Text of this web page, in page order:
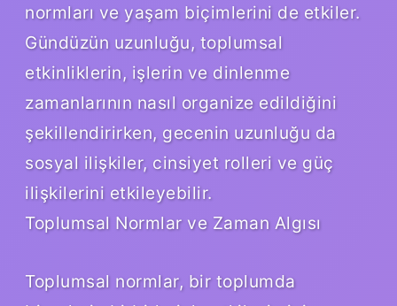
normları ve yaşam biçimlerini de etkiler.
Gündüzün uzunluğu, toplumsal
etkinliklerin, işlerin ve dinlenme
zamanlarının nasıl organize edildiğini
şekillendirirken, gecenin uzunluğu da
sosyal ilişkiler, cinsiyet rolleri ve güç
ilişkilerini etkileyebilir.
Toplumsal Normlar ve Zaman Algısı
Toplumsal normlar, bir toplumda